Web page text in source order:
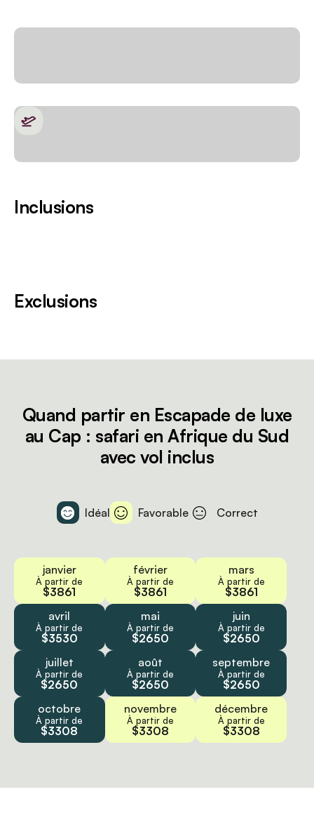
Inclusions
Exclusions
Quand partir en Escapade de luxe
au Cap : safari en Afrique du Sud
avec vol inclus
Idéal Favorable Correct
janvier
À partir de
$3861
février
À partir de
$3861
mars
À partir de
$3861
avril
À partir de
$3530
mai
À partir de
$2650
juin
À partir de
$2650
juillet
À partir de
$2650
août
À partir de
$2650
septembre
À partir de
$2650
octobre
À partir de
$3308
novembre
À partir de
$3308
décembre
À partir de
$3308